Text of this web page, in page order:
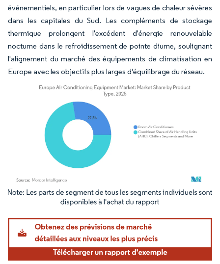
événementiels, en particulier lors de vagues de chaleur sévères
dans les capitales du Sud. Les compléments de stockage
thermique prolongent l'excédent d'énergie renouvelable
nocturne dans le refroidissement de pointe diurne, soulignant
l'alignement du marché des équipements de climatisation en
Europe avec les objectifs plus larges d'équilibrage du réseau.
Image © Mordor Intelligence. La réutilisation nécessite une attribution sous CC BY